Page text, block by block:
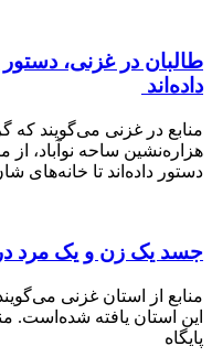
در غزنی، دستور
در غزنی می‌گویند که گروه
ساحه نوآباد، از
داده‌اند تا خانه‌های شان
زن و یک مرد در
از استان غزنی می‌گویند